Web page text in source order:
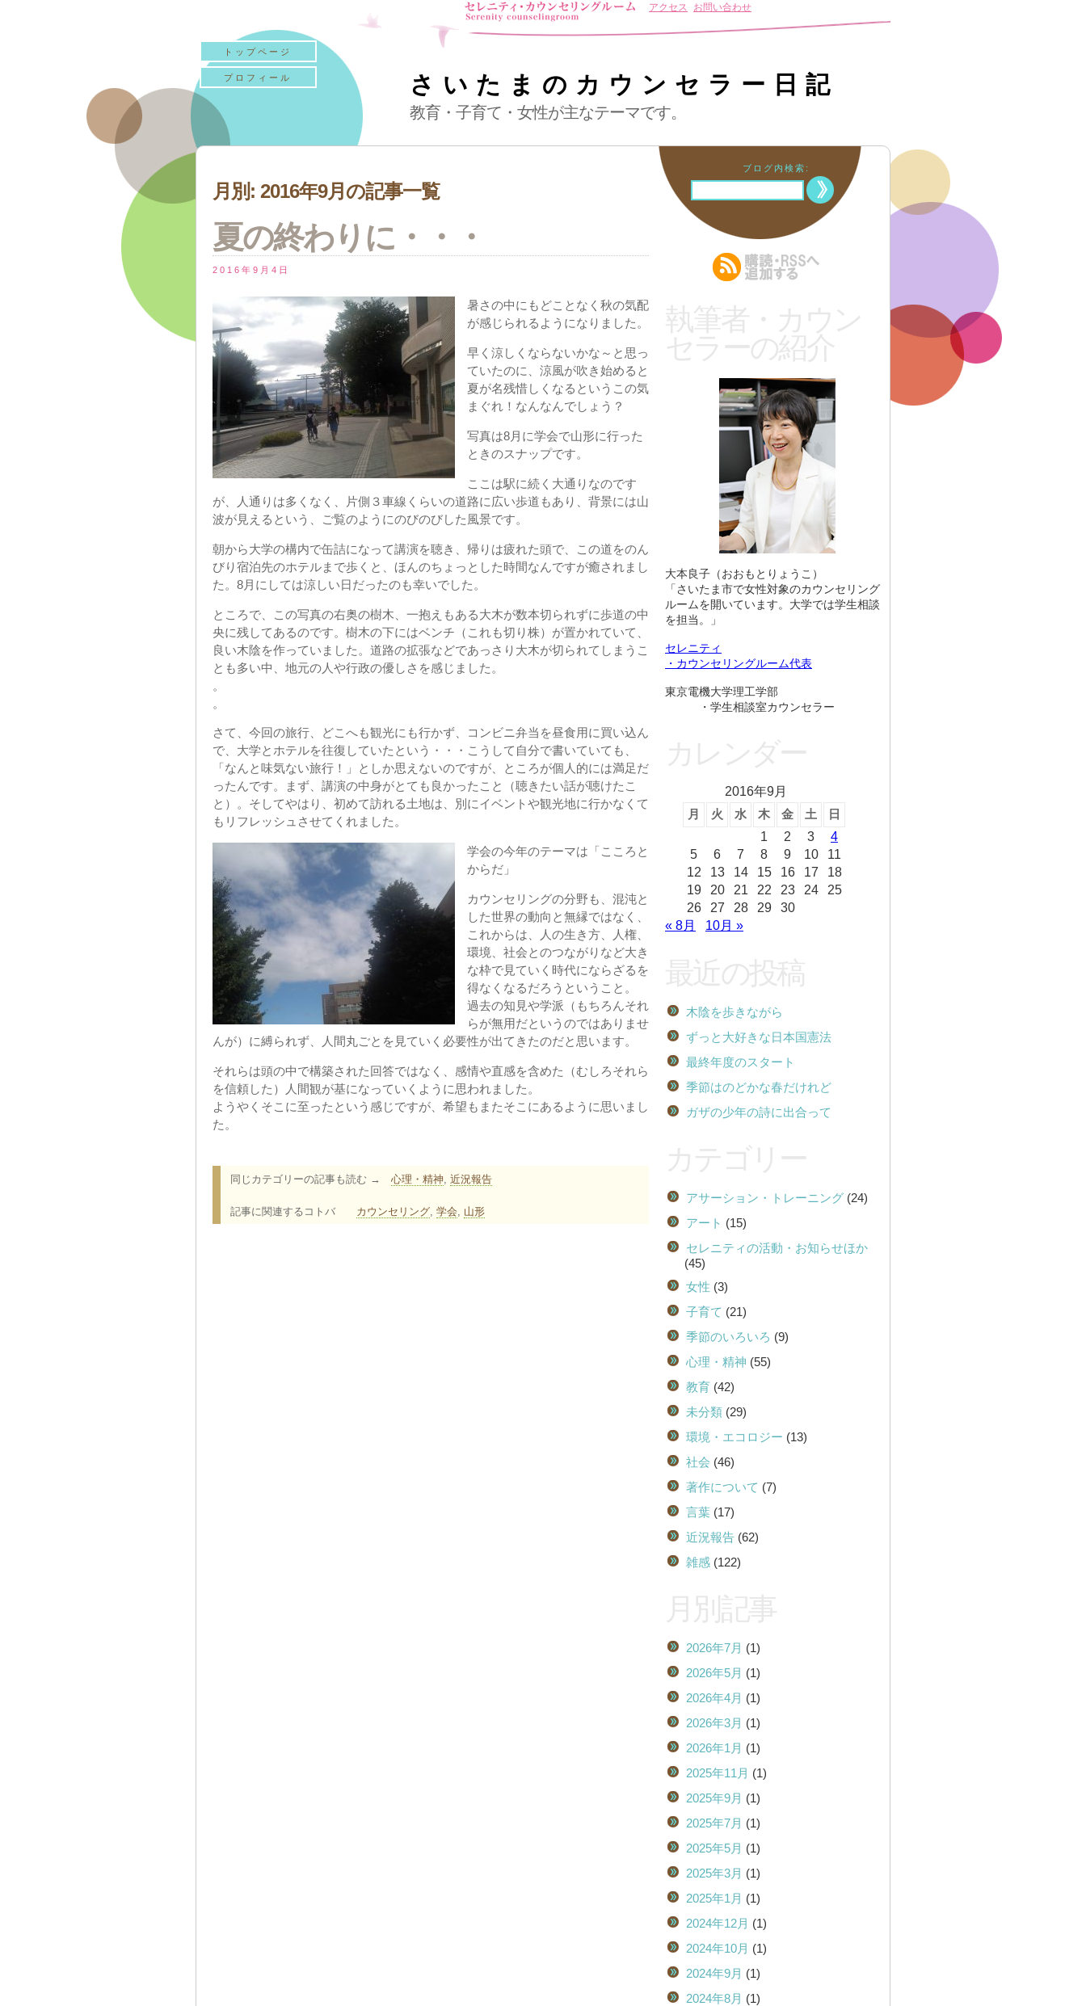
トップページ
プロフィール さいたまのカウンセラー日記
教育・子育て・女性が主なテーマです。
アクセス お問い合わせ
月別: 2016年9月の記事一覧
夏の終わりに・・・
2016年9月4日
暑さの中にもどことなく秋の気配
が感じられるようになりました。
早く涼しくならないかな～と思っ
ていたのに、涼風が吹き始めると
夏が名残惜しくなるというこの気
まぐれ！なんなんでしょう？
写真は8月に学会で山形に行った
ときのスナップです。
ここは駅に続く大通りなのです
が、人通りは多くなく、片側３車線くらいの道路に広い歩道もあり、背景には山
波が見えるという、ご覧のようにのびのびした風景です。
朝から大学の構内で缶詰になって講演を聴き、帰りは疲れた頭で、この道をのん
びり宿泊先のホテルまで歩くと、ほんのちょっとした時間なんですが癒されまし
た。8月にしては涼しい日だったのも幸いでした。
ところで、この写真の右奥の樹木、一抱えもある大木が数本切られずに歩道の中
央に残してあるのです。樹木の下にはベンチ（これも切り株）が置かれていて、
良い木陰を作っていました。道路の拡張などであっさり大木が切られてしまうこ
とも多い中、地元の人や行政の優しさを感じました。
。
。
さて、今回の旅行、どこへも観光にも行かず、コンビニ弁当を昼食用に買い込ん
で、大学とホテルを往復していたという・・・こうして自分で書いていても、
「なんと味気ない旅行！」としか思えないのですが、ところが個人的には満足だ
ったんです。まず、講演の中身がとても良かったこと（聴きたい話が聴けたこ
と）。そしてやはり、初めて訪れる土地は、別にイベントや観光地に行かなくて
もリフレッシュさせてくれました。
学会の今年のテーマは「こころと
からだ」
カウンセリングの分野も、混沌と
した世界の動向と無縁ではなく、
これからは、人の生き方、人権、
環境、社会とのつながりなど大き
な枠で見ていく時代にならざるを
得なくなるだろうということ。
過去の知見や学派（もちろんそれ
らが無用だというのではありませ
んが）に縛られず、人間丸ごとを見ていく必要性が出てきたのだと思います。
それらは頭の中で構築された回答ではなく、感情や直感を含めた（むしろそれら
を信頼した）人間観が基になっていくように思われました。
ようやくそこに至ったという感じですが、希望もまたそこにあるように思いまし
た。
同じカテゴリーの記事も読む → 心理・精神, 近況報告
記事に関連するコトバ カウンセリング, 学会, 山形
ブログ内検索:
大本良子（おおもとりょうこ）
「さいたま市で女性対象のカウンセリング
ルームを開いています。大学では学生相談
を担当。」
セレニティ
・カウンセリングルーム代表
東京電機大学理工学部
・学生相談室カウンセラー
2016年9月
月 火 水 木 金 土 日
1 2 3
4
5
6 7 8 9 10
11
12
13 14 15 16 17
18
19
20 21 22 23 24
25
26
27 28 29
30
« 8月
10月 »
木陰を歩きながら
ずっと大好きな日本国憲法
最終年度のスタート
季節はのどかな春だけれど
ガザの少年の詩に出合って
アサーション・トレーニング (24)
アート (15)
セレニティの活動・お知らせほか
(45)
女性 (3)
子育て (21)
季節のいろいろ (9)
心理・精神 (55)
教育 (42)
未分類 (29)
環境・エコロジー (13)
社会 (46)
著作について (7)
言葉 (17)
近況報告 (62)
雑感 (122)
2026年7月 (1)
2026年5月 (1)
2026年4月 (1)
2026年3月 (1)
2026年1月 (1)
2025年11月 (1)
2025年9月 (1)
2025年7月 (1)
2025年5月 (1)
2025年3月 (1)
2025年1月 (1)
2024年12月 (1)
2024年10月 (1)
2024年9月 (1)
2024年8月 (1)